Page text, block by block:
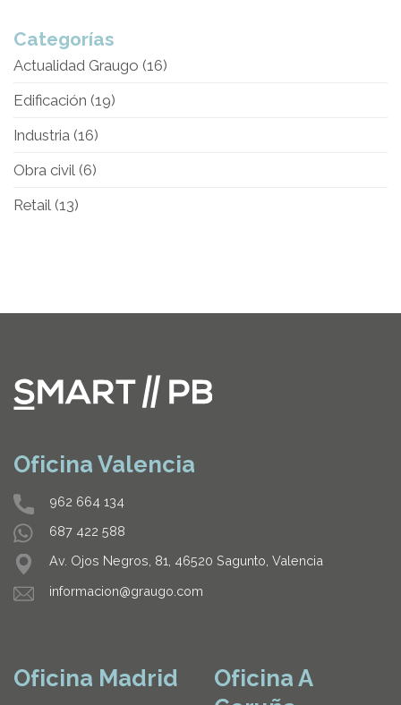
Categorías
Actualidad Graugo (16)
Edificación (19)
Industria (16)
Obra civil (6)
Retail (13)
Oficina Madrid
Oficina Valencia
962 664 134
687 422 588
Av. Ojos Negros, 81, 46520 Sagunto, Valencia
informacion@graugo.com
Oficina A